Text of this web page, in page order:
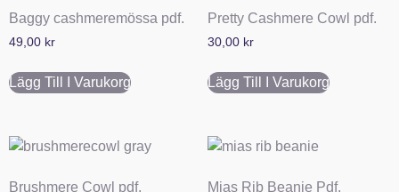
Baggy cashmeremössa pdf.
49,00 kr
Lägg Till I Varukorg
Pretty Cashmere Cowl pdf.
30,00 kr
Lägg Till I Varukorg
Brushmere Cowl pdf. Mias Rib Beanie Pdf.